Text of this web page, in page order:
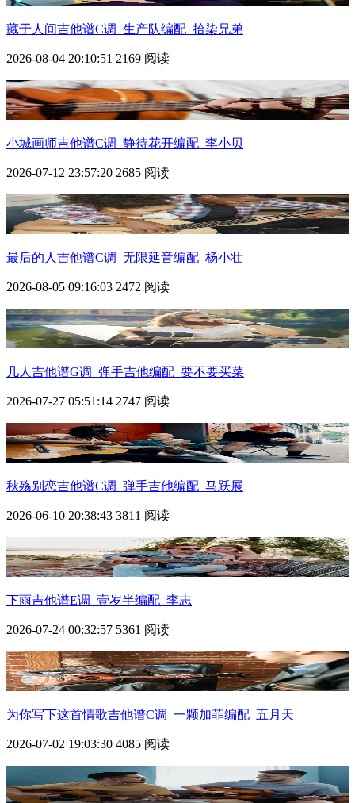
藏于人间吉他谱C调_生产队编配_拾柒兄弟
2026-08-04 20:10:51 2169 阅读
小城画师吉他谱C调_静待花开编配_李小贝
2026-07-12 23:57:20 2685 阅读
最后的人吉他谱C调_无限延音编配_杨小壮
2026-08-05 09:16:03 2472 阅读
几人吉他谱G调_弹手吉他编配_要不要买菜
2026-07-27 05:51:14 2747 阅读
秋殇别恋吉他谱C调_弹手吉他编配_马跃展
2026-06-10 20:38:43 3811 阅读
下雨吉他谱E调_壹岁半编配_李志
2026-07-24 00:32:57 5361 阅读
为你写下这首情歌吉他谱C调_一颗加菲编配_五月天
2026-07-02 19:03:30 4085 阅读